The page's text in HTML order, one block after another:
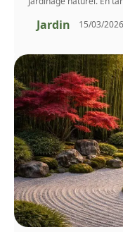
Jardin 15/03/2026